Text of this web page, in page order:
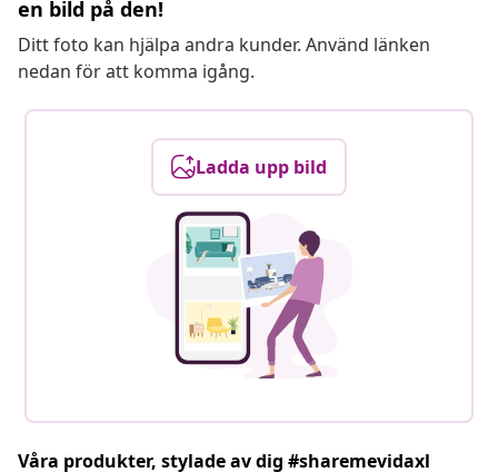
en bild på den!
Ditt foto kan hjälpa andra kunder. Använd länken
nedan för att komma igång.
Ladda upp bild
Våra produkter, stylade av dig #sharemevidaxl